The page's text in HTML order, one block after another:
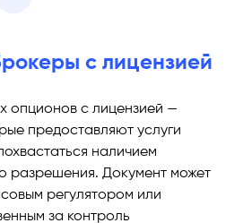
с лицензией
опционов с лицензией —
предоставляют услуги
наличием
разрешения. Документ может
регулятором или
за контроль